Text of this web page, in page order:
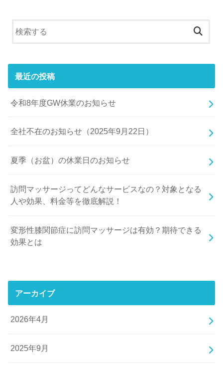
最近の投稿
令和8年度GW休業のお知らせ
全社不在のお知らせ（2025年9月22日）
夏季（お盆）の休業日のお知らせ
訪問マッサージってどんなサービスなの？対象となる
人や効果、料金等を徹底解説！
変形性膝関節症に訪問マッサージは有効？期待できる
効果とは
アーカイブ
2026年4月
2025年9月